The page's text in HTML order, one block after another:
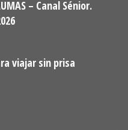
– Canal Sénior.
viajar sin prisa